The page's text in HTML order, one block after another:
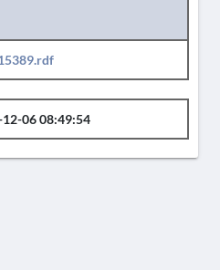
12-06 08:49:54